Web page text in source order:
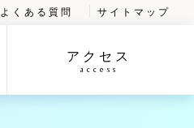
よくある質問 サイトマップ
アクセス
access